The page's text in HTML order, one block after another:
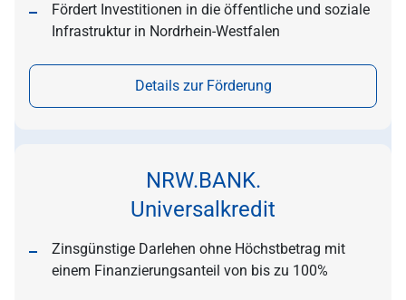
Fördert Investitionen in die öffentliche und soziale
Infrastruktur in Nordrhein-Westfalen
Details zur Förderung
NRW.BANK.
Universalkredit
Zinsgünstige Darlehen ohne Höchstbetrag mit
einem Finanzierungsanteil von bis zu 100%